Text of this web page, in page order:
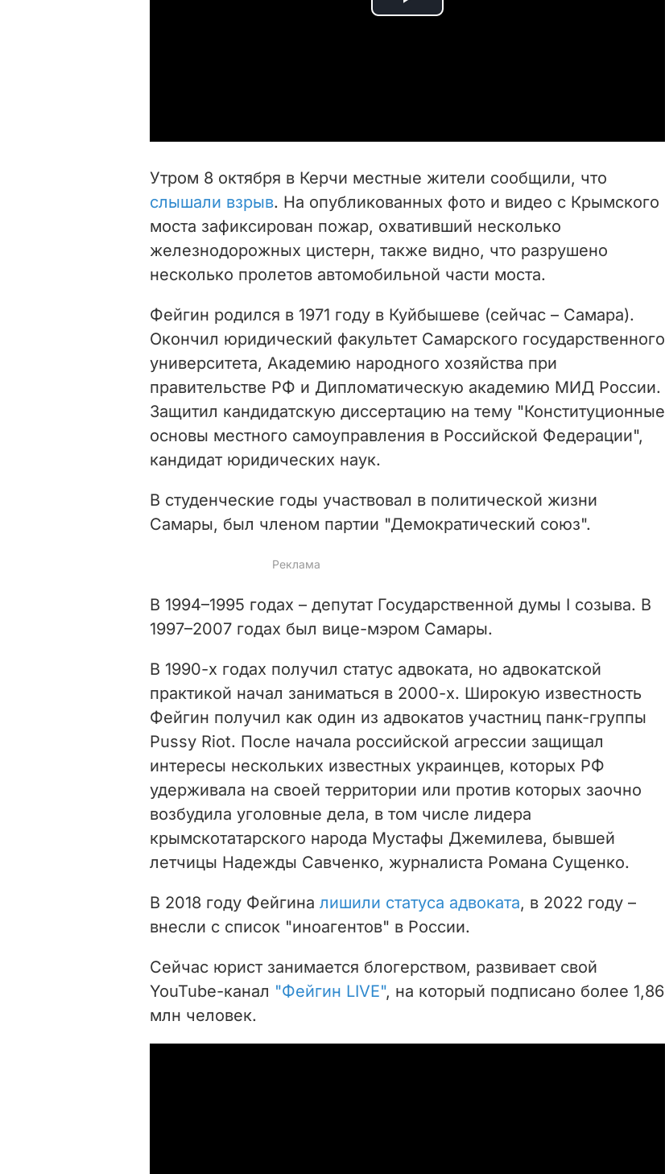
P
i
d
e
o
Утром 8 октября в Керчи местные жители сообщили, что
слышали взрыв. На опубликованных фото и видео с Крымского
моста зафиксирован пожар, охвативший несколько
железнодорожных цистерн, также видно, что разрушено
несколько пролетов автомобильной части моста.
Фейгин родился в 1971 году в Куйбышеве (сейчас – Самара).
Окончил юридический факультет Самарского государственного
университета, Академию народного хозяйства при
правительстве РФ и Дипломатическую академию МИД России.
Защитил кандидатскую диссертацию на тему "Конституционные
основы местного самоуправления в Российской Федерации",
кандидат юридических наук.
В студенческие годы участвовал в политической жизни
Самары, был членом партии "Демократический союз".
В 1994–1995 годах – депутат Государственной думы I созыва. В
1997–2007 годах был вице-мэром Самары.
В 1990-х годах получил статус адвоката, но адвокатской
практикой начал заниматься в 2000-х. Широкую известность
Фейгин получил как один из адвокатов участниц панк-группы
Pussy Riot. После начала российской агрессии защищал
интересы нескольких известных украинцев, которых РФ
удерживала на своей территории или против которых заочно
возбудила уголовные дела, в том числе лидера
крымскотатарского народа Мустафы Джемилева, бывшей
летчицы Надежды Савченко, журналиста Романа Сущенко.
В 2018 году Фейгина лишили статуса адвоката, в 2022 году –
внесли с список "иноагентов" в России.
Сейчас юрист занимается блогерством, развивает свой
YouTube-канал "Фейгин LIVE", на который подписано более 1,86
млн человек.